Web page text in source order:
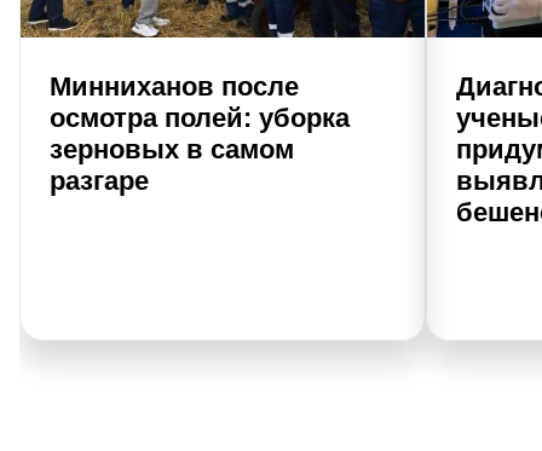
Минниханов после
осмотра полей: уборка
зерновых в самом
разгаре